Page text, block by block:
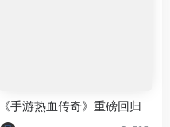
《手游热血传奇》重磅回归